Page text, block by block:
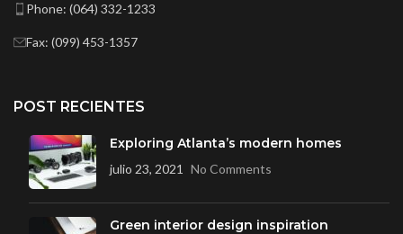
Phone: (064) 332-1233
Fax: (099) 453-1357
POST RECIENTES
Exploring Atlanta’s modern homes
julio 23, 2021 No Comments
Green interior design inspiration